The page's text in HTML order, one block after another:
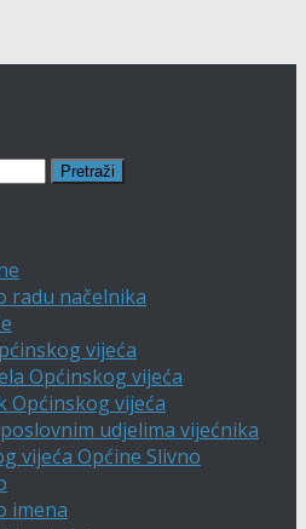
radu načelnika
vijeća
Općinskog vijeća
Općinskog vijeća
udjelima vijećnika
vijeća Općine Slivno
imena